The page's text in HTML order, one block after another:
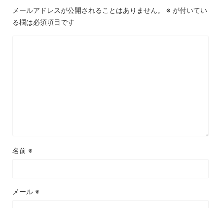
メールアドレスが公開されることはありません。 ※ が付いてい
る欄は必須項目です
名前 ※
メール ※